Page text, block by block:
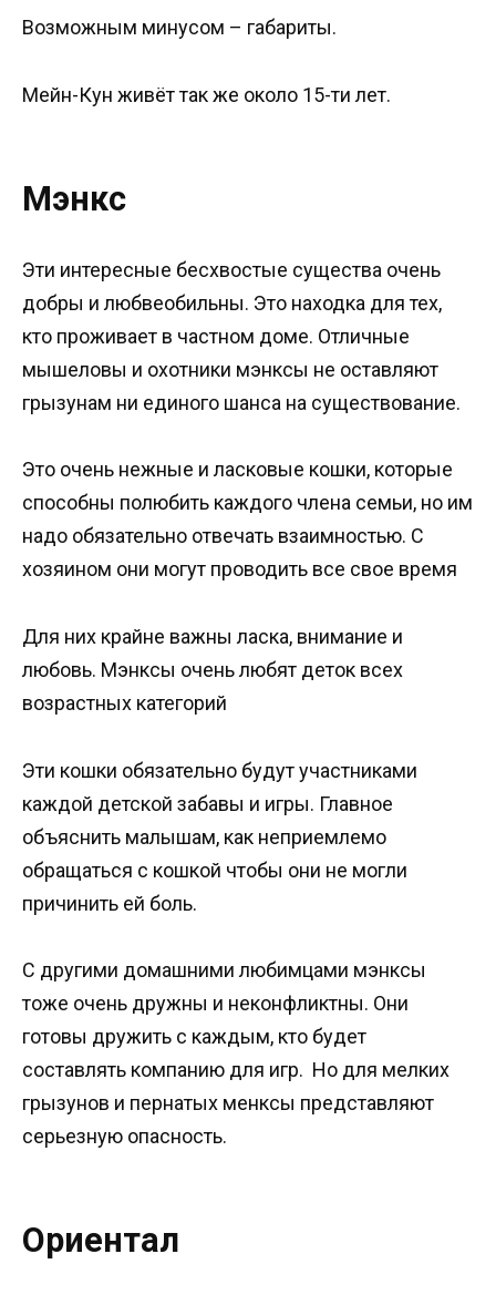
Возможным минусом – габариты.
Мейн-Кун живёт так же около 15-ти лет.
Мэнкс
Эти интересные бесхвостые существа очень
добры и любвеобильны. Это находка для тех,
кто проживает в частном доме. Отличные
мышеловы и охотники мэнксы не оставляют
грызунам ни единого шанса на существование.
Это очень нежные и ласковые кошки, которые
способны полюбить каждого члена семьи, но им
надо обязательно отвечать взаимностью. С
хозяином они могут проводить все свое время
Для них крайне важны ласка, внимание и
любовь. Мэнксы очень любят деток всех
возрастных категорий
Эти кошки обязательно будут участниками
каждой детской забавы и игры. Главное
объяснить малышам, как неприемлемо
обращаться с кошкой чтобы они не могли
причинить ей боль.
С другими домашними любимцами мэнксы
тоже очень дружны и неконфликтны. Они
готовы дружить с каждым, кто будет
составлять компанию для игр. Но для мелких
грызунов и пернатых менксы представляют
серьезную опасность.
Ориентал